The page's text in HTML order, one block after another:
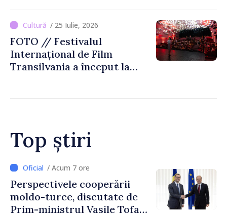
Biblioteca Națională
/ 25 Iulie, 2026
FOTO // Festivalul
Internațional de Film
Transilvania a început la
Top știri
ore
cooperării
de
Vasile Tofan
/ Acum 4 ore
Forumul
Republica
promovată în